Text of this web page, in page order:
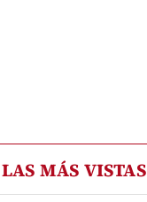
LAS MÁS VISTAS